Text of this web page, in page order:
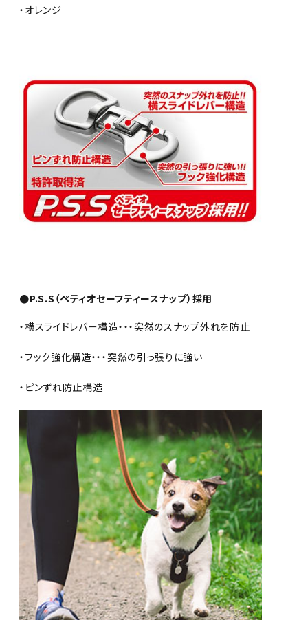
・オレンジ
●P.S.S（ペティオセーフティースナップ）採用
・横スライドレバー構造・・・突然のスナップ外れを防止
・フック強化構造・・・突然の引っ張りに強い
・ピンずれ防止構造